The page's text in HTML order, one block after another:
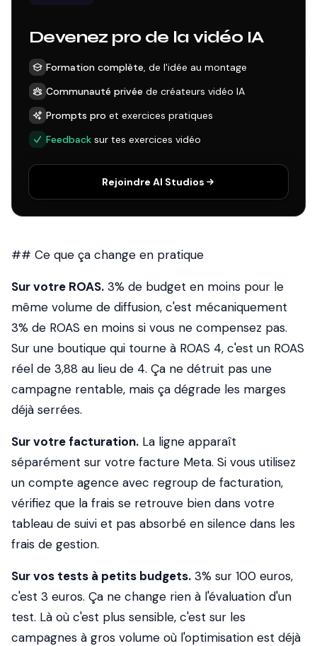
Devenez pro de la vidéo IA
Formation complète, de l'idée au montage
Communauté privée de créateurs vidéo IA
Prompts pro et exercices pratiques
Feedback sur tes exercices vidéo
Rejoindre AI Studios
## Ce que ça change en pratique
Sur votre ROAS. 3% de budget en moins pour le
même volume de diffusion, c'est mécaniquement
3% de ROAS en moins si vous ne compensez pas.
Sur une boutique qui tourne à ROAS 4, c'est un ROAS
réel de 3,88 au lieu de 4. Ça ne détruit pas une
campagne rentable, mais ça dégrade les marges
déjà serrées.
Sur votre facturation. La ligne apparaît
séparément sur votre facture Meta. Si vous utilisez
un compte agence avec regroup de facturation,
vérifiez que la frais se retrouve bien dans votre
tableau de suivi et pas absorbé en silence dans les
frais de gestion.
Sur vos tests à petits budgets. 3% sur 100 euros,
c'est 3 euros. Ça ne change rien à l'évaluation d'un
test. Là où c'est plus sensible, c'est sur les
campagnes à gros volume où l'optimisation est déjà